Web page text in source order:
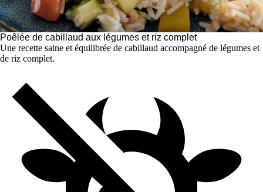
Poêlée de cabillaud aux légumes et riz complet
Une recette saine et équilibrée de cabillaud accompagné de légumes et
de riz complet.